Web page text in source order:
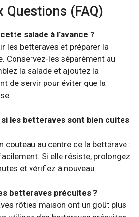
Questions (FAQ)
salade à l’avance ?
les betteraves et préparer la
Conservez-les séparément au
la salade et ajoutez la
de servir pour éviter que la
les betteraves sont bien cuites
couteau au centre de la betterave :
Si elle résiste, prolongez
et vérifiez à nouveau.
betteraves précuites ?
rôties maison ont un goût plus